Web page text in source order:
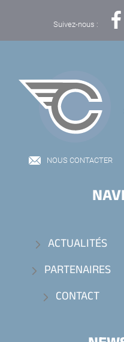
Suivez-nous :
NOUS CONTACTER
ACTUALITÉS
PARTENAIRES
CONTACT